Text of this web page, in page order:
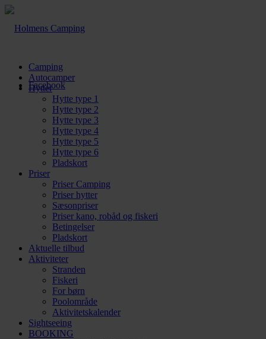
Facebook
Camping
Autocamper
Hytter
Hytte type 1
Hytte type 2
Hytte type 3
Hytte type 4
Hytte type 5
Hytte type 6
Pladskort
Priser
Priser Camping
Priser hytter
Sæsonpriser
Priser kano, robåd og fiskeri
Betingelser
Pladskort
Aktuelle tilbud
Aktiviteter
Stranden
Fiskeri
For børn
Poolområde
Aktivitetskalender
Sightseeing
BOOKING